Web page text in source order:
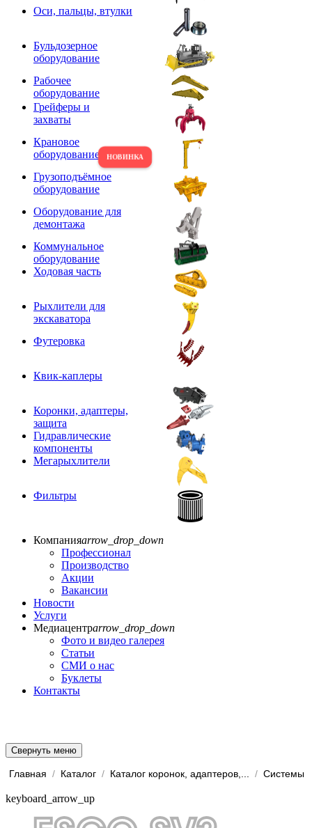
Оси, пальцы, втулки
Бульдозерное
оборудование
Рабочее
оборудование
Грейферы и
захваты
Крановое
оборудование
Грузоподъёмное
оборудование
Оборудование для
демонтажа
Коммунальное
оборудование
Ходовая часть
Рыхлители для
экскаватора
Футеровка
Квик-каплеры
Коронки, адаптеры,
защита
Гидравлические
компоненты
Мегарыхлители
Фильтры
Компанияarrow_drop_down
Профессионал
Производство
Акции
Вакансии
Новости
Услуги
Медиацентрarrow_drop_down
Фото и видео галерея
Статьи
СМИ о нас
Буклеты
Контакты
Свернуть меню
Главная / Каталог / Каталог коронок, адаптеров,... /
keyboard_arrow_up